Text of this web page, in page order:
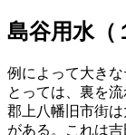
島谷用水（
例によって大き
とっては、裏を
郡上八幡旧市街
がある。これは